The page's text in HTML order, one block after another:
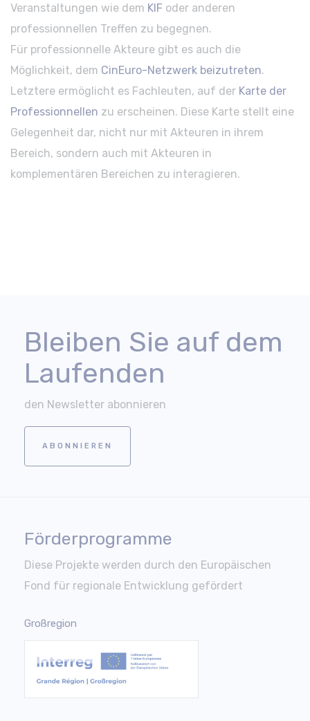
Veranstaltungen wie dem KIF oder anderen
professionnellen Treffen zu begegnen.
Für professionnelle Akteure gibt es auch die
Möglichkeit, dem CinEuro-Netzwerk beizutreten.
Letztere ermöglicht es Fachleuten, auf der Karte der
Professionnellen zu erscheinen. Diese Karte stellt eine
Gelegenheit dar, nicht nur mit Akteuren in ihrem
Bereich, sondern auch mit Akteuren in
komplementären Bereichen zu interagieren.
Bleiben Sie auf dem
Laufenden
den Newsletter abonnieren
ABONNIEREN
Förderprogramme
Diese Projekte werden durch den Europäischen
Fond für regionale Entwicklung gefördert
Großregion